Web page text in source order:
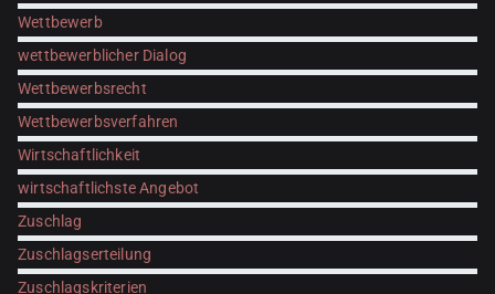
Wettbewerb
wettbewerblicher Dialog
Wettbewerbsrecht
Wettbewerbsverfahren
Wirtschaftlichkeit
wirtschaftlichste Angebot
Zuschlag
Zuschlagserteilung
Zuschlagskriterien